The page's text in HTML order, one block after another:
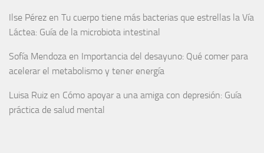
Ilse Pérez en Tu cuerpo tiene más bacterias que estrellas la Vía
Láctea: Guía de la microbiota intestinal
Sofía Mendoza en Importancia del desayuno: Qué comer para
acelerar el metabolismo y tener energía
Luisa Ruiz en Cómo apoyar a una amiga con depresión: Guía
práctica de salud mental